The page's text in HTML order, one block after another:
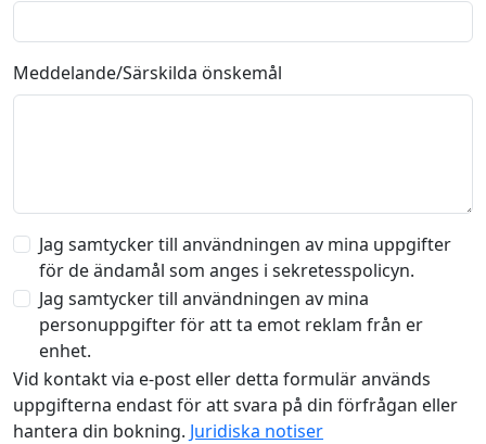
Meddelande/Särskilda önskemål
Jag samtycker till användningen av mina uppgifter
för de ändamål som anges i sekretesspolicyn.
Jag samtycker till användningen av mina
personuppgifter för att ta emot reklam från er
enhet.
Vid kontakt via e-post eller detta formulär används
uppgifterna endast för att svara på din förfrågan eller
hantera din bokning. Juridiska notiser